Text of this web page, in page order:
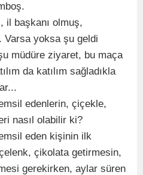
il başkanı olmuş,
Varsa yoksa şu geldi
müdüre ziyaret, bu maça
da katılım sağladıkla
edenlerin, çiçekle,
nasıl olabilir ki?
eden kişinin ilk
çikolata getirmesin,
gerekirken, aylar süren